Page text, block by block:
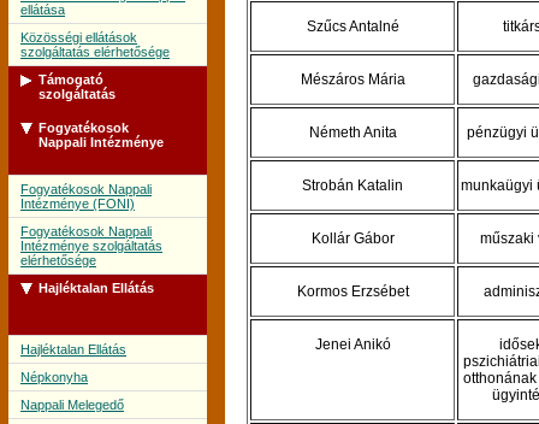
ellátása
Közösségi ellátások
szolgáltatás elérhetősége
Támogató
szolgáltatás
Támogató szolgálat
szolgáltatás elérhetősége
Fogyatékosok
Nappali Intézménye
Fogyatékosok Nappali
Intézménye (FONI)
Fogyatékosok Nappali
Intézménye szolgáltatás
elérhetősége
Hajléktalan Ellátás
Hajléktalan Ellátás
Népkonyha
Nappali Melegedő
Szűcs Antalné
Mészáros Mária
Németh Anita pénzügyi
Strobán Katalin munkaügyi
Kollár Gábor műszaki
Kormos Erzsébet
Jenei Anikó